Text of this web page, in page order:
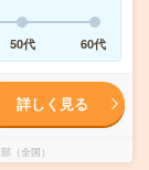
50代 60代
詳しく見る
（全国）